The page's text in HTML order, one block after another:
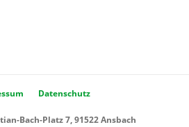
Datenschutz
Bach-Platz 7, 91522 Ansbach